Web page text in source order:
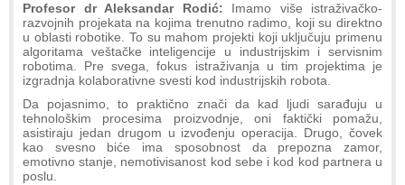
Profesor dr Aleksandar Rodić: Imamo više istraživačko-
razvojnih projekata na kojima trenutno radimo, koji su direktno
u oblasti robotike. To su mahom projekti koji uključuju primenu
algoritama veštačke inteligencije u industrijskim i servisnim
robotima. Pre svega, fokus istraživanja u tim projektima je
izgradnja kolaborativne svesti kod industrijskih robota.
Da pojasnimo, to praktično znači da kad ljudi sarađuju u
tehnološkim procesima proizvodnje, oni faktički pomažu,
asistiraju jedan drugom u izvođenju operacija. Drugo, čovek
kao svesno biće ima sposobnost da prepozna zamor,
emotivno stanje, nemotivisanost kod sebe i kod kod partnera u
poslu.